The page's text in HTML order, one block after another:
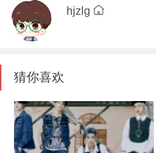
hjzlg
猜你喜欢